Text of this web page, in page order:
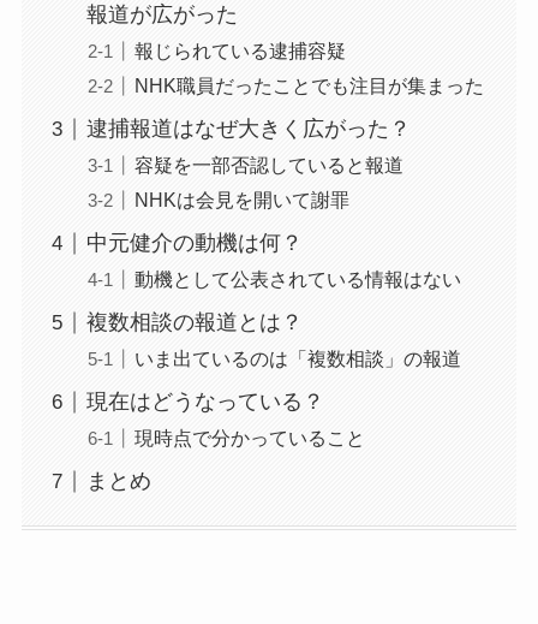
報道が広がった
報じられている逮捕容疑
NHK職員だったことでも注目が集まった
逮捕報道はなぜ大きく広がった？
容疑を一部否認していると報道
NHKは会見を開いて謝罪
中元健介の動機は何？
動機として公表されている情報はない
複数相談の報道とは？
いま出ているのは「複数相談」の報道
現在はどうなっている？
現時点で分かっていること
まとめ